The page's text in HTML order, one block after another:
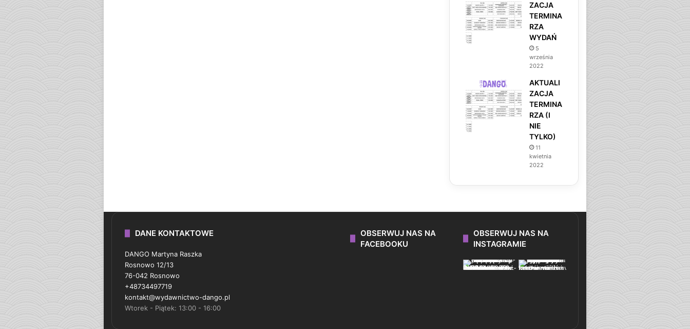
ZACJA
TERMINA
RZA
WYDAŃ
5
września
2022
AKTUALI
ZACJA
TERMINA
RZA (I
NIE
TYLKO)
11
kwietnia
2022
DANE KONTAKTOWE
DANGO Martyna Raszka
Rosnowo 12/13
76-042 Rosnowo
+48734497719
kontakt@wydawnictwo-dango.pl
Wtorek - Piątek: 13:00 - 16:00
OBSERWUJ NAS NA
FACEBOOKU
OBSERWUJ NAS NA
INSTAGRAMIE